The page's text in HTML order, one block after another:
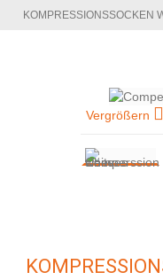
KOMPRESSIONSSOCKEN
Vergrößern